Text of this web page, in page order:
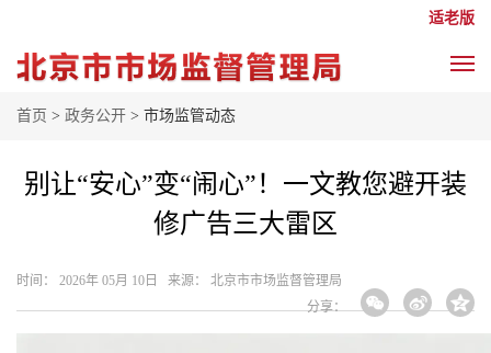
适老版
首页 > 政务公开 > 市场监管动态
别让“安心”变“闹心”！一文教您避开装
修广告三大雷区
时间： 2026年 05月 10日 来源： 北京市市场监督管理局
分享：